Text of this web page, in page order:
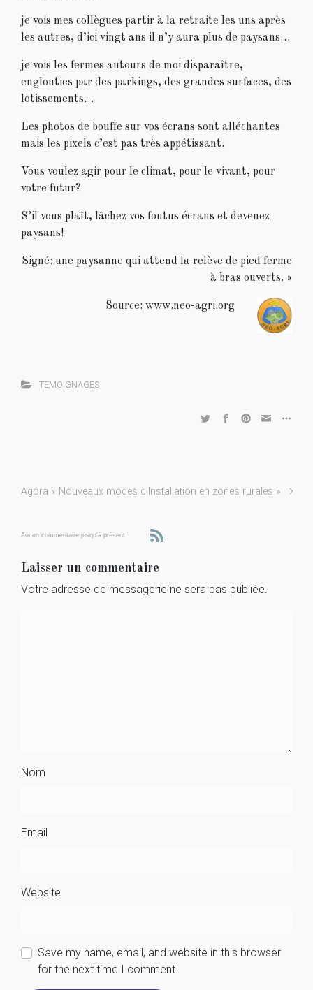
je vois mes collègues partir à la retraite les uns après
les autres, d’ici vingt ans il n’y aura plus de paysans…
je vois les fermes autours de moi disparaître,
englouties par des parkings, des grandes surfaces, des
lotissements…
Les photos de bouffe sur vos écrans sont alléchantes
mais les pixels c’est pas très appétissant.
Vous voulez agir pour le climat, pour le vivant, pour
votre futur?
S’il vous plaît, lâchez vos foutus écrans et devenez
paysans!
Signé: une paysanne qui attend la relève de pied ferme
à bras ouverts. »
Source: www.neo-agri.org
TEMOIGNAGES
Agora « Nouveaux modes d’Installation en zones rurales »
Aucun commentaire jusqu'à présent.
Laisser un commentaire
Votre adresse de messagerie ne sera pas publiée.
Nom
Email
Website
Save my name, email, and website in this browser
for the next time I comment.